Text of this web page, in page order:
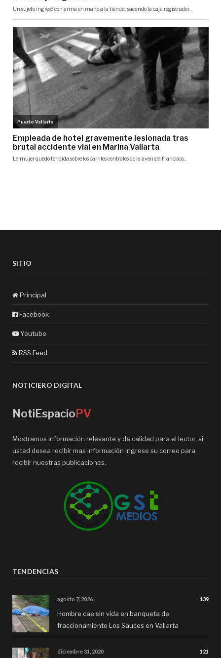
SITIO
Principal
Facebook
Youtube
RSS Feed
NOTICIERO DIGITAL
NotiEspacioPV
Mostramos información relevante y de calidad para el lector, si
usted desea recibir mas información ingrese su correo para
recibir nuestras publicaciones.
TENDENCIAS
agosto 7, 2026 139
Hombre cae sin vida en banqueta de
fraccionamiento Los Sauces en Vallarta
diciembre 31, 2020 121